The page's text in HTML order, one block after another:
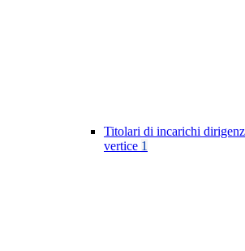
Titolari di incarichi
vertice 1